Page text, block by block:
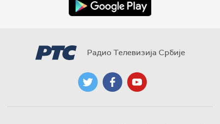
Радио Телевизија Србије